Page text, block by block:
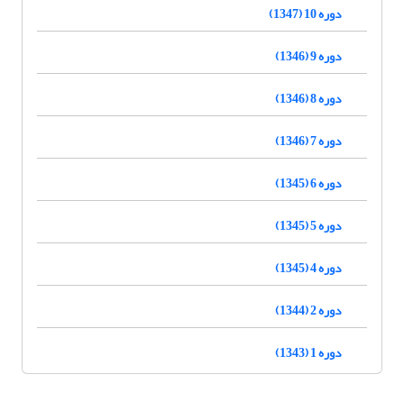
دوره 10 (1347)
دوره 9 (1346)
دوره 8 (1346)
دوره 7 (1346)
دوره 6 (1345)
دوره 5 (1345)
دوره 4 (1345)
دوره 2 (1344)
دوره 1 (1343)